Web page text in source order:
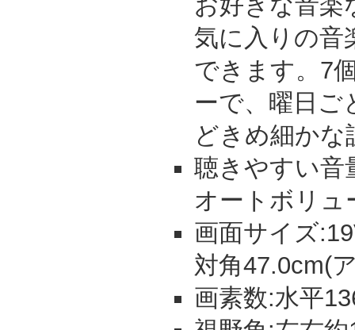
気に入りの音
できます。7
ーで、曜日ご
どきめ細か
聴きやすい音
オートボリュ
画面サイズ
対角47.0cm(
画素数:水平